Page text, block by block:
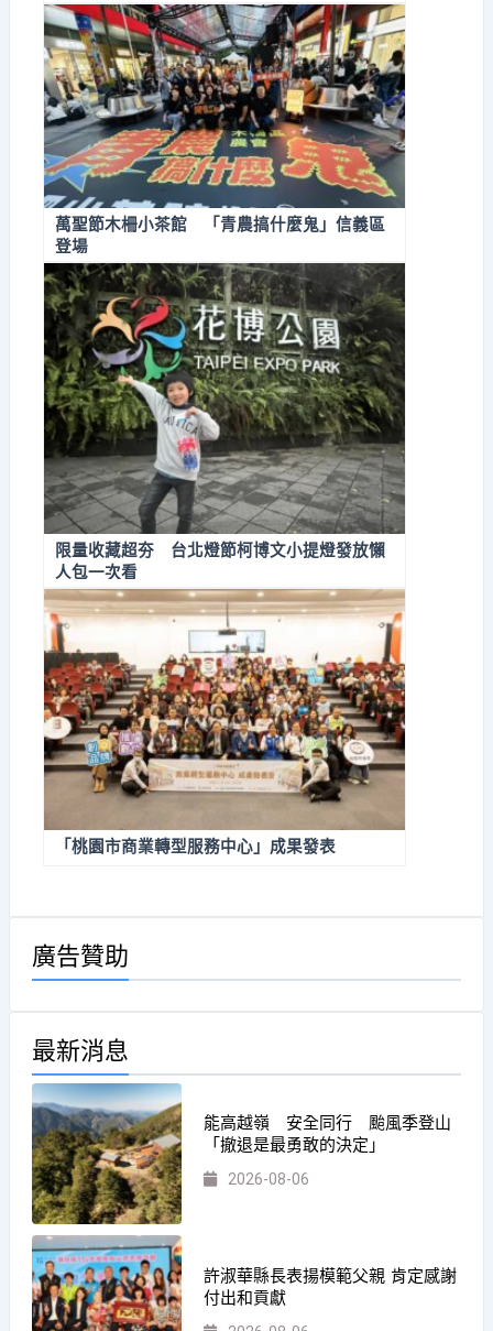
萬聖節木柵小茶館 「青農搞什麼鬼」信義區
登場
限量收藏超夯 台北燈節柯博文小提燈發放懶
人包一次看
「桃園市商業轉型服務中心」成果發表
廣告贊助
最新消息
能高越嶺 安全同行 颱風季登山
「撤退是最勇敢的決定」
2026-08-06
許淑華縣長表揚模範父親 肯定感謝
付出和貢獻